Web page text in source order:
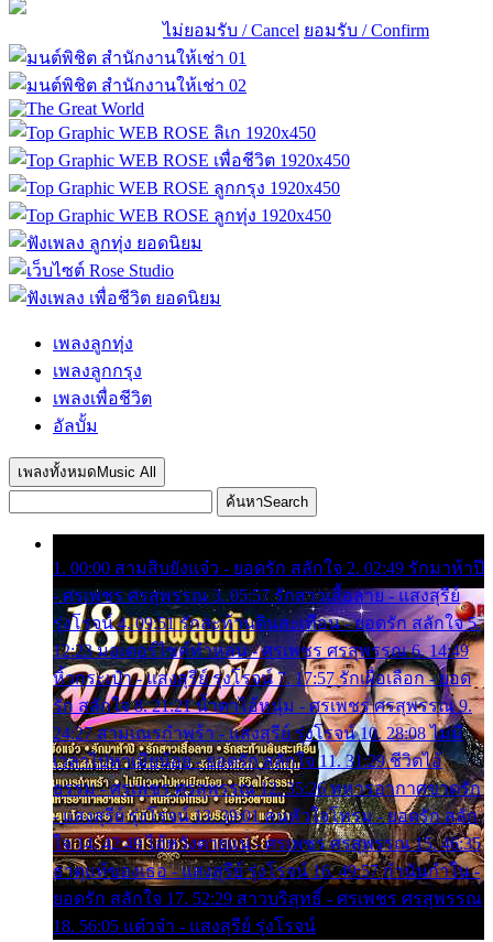
ไม่ยอมรับ / Cancel ยอมรับ / Confirm
เพลงลูกทุ่ง
เพลงลูกกรุง
เพลงเพื่อชีวิต
อัลบั้ม
เพลงทั้งหมด Music All
ค้นหาSearch
1. 00:00 สามสิบยังแจ๋ว - ยอดรัก สลักใจ 2. 02:49 รักมาห้าปี
- ศรเพชร ศรสุพรรณ 3. 05:57 รักสาวเสื้อลาย - แสงสุรีย์
รุ่งโรจน์ 4. 09:51 รักสะท้านดินสะเทือน - ยอดรัก สลักใจ 5.
12:23 มอเตอร์ไซค์ทำหล่น - ศรเพชร ศรสุพรรณ 6. 14:49
หิ้วกระเป๋า - แสงสุรีย์ รุ่งโรจน์ 7. 17:57 รักเผื่อเลือก - ยอด
รัก สลักใจ 8. 21:21 น้ำตาไอ้หนุ่ม - ศรเพชร ศรสุพรรณ 9.
24:27 สามเณรกำพร้า - แสงสุรีย์ รุ่งโรจน์ 10. 28:08 ไม่มี
เวลาไปหาเมียน้อย - ยอดรัก สลักใจ 11. 31:29 ชีวิตไอ้
ธรรม - ศรเพชร ศรสุพรรณ 12. 35:26 ทหารอากาศขาดรัก
- แสงสุรีย์ รุ่งโรจน์ 13. 39:01 คนหัวใจโทรม - ยอดรัก สลัก
ใจ 14. 42:49 ไอ้หวังตายแน่ - ศรเพชร ศรสุพรรณ 15. 46:35
ธาตุแท้ของเธอ - แสงสุรีย์ รุ่งโรจน์ 16. 49:57 กำนันกำใน -
ยอดรัก สลักใจ 17. 52:29 สาวบริสุทธิ์ - ศรเพชร ศรสุพรรณ
18. 56:05 แต๋วจ๋า - แสงสุรีย์ รุ่งโรจน์